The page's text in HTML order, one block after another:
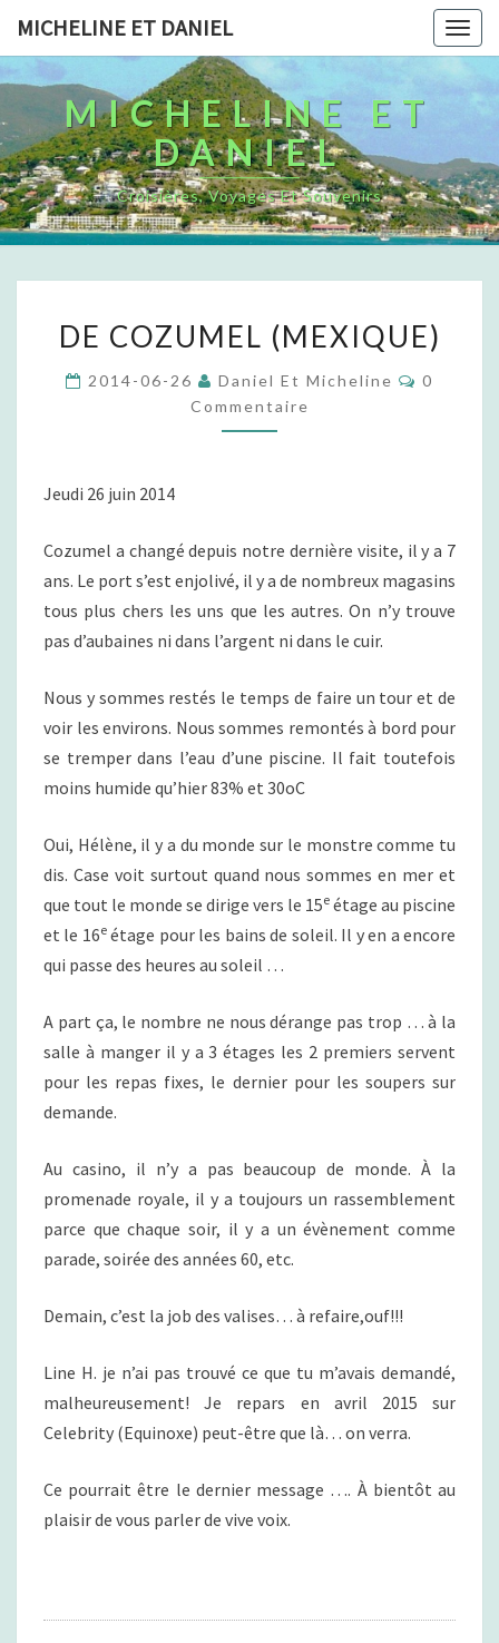
MICHELINE ET DANIEL
MICHELINE ET
DANIEL
Croisières, Voyages Et Souvenirs
O
Z
U
M
E
X
Q
E
)
DE COZUMEL (MEXIQUE)
2014-06-26 Daniel Et Micheline
C
O
S
0
Commentaire
Jeudi 26 juin 2014
Cozumel a changé depuis notre dernière visite, il y a 7
ans. Le port s’est enjolivé, il y a de nombreux magasins
tous plus chers les uns que les autres. On n’y trouve
pas d’aubaines ni dans l’argent ni dans le cuir.
Nous y sommes restés le temps de faire un tour et de
voir les environs. Nous sommes remontés à bord pour
se tremper dans l’eau d’une piscine. Il fait toutefois
moins humide qu’hier 83% et 30oC
Oui, Hélène, il y a du monde sur le monstre comme tu
dis. Case voit surtout quand nous sommes en mer et
que tout le monde se dirige vers le 15e étage au piscine
et le 16eétage pour les bains de soleil. Il y en a encore
qui passe des heures au soleil …
A part ça, le nombre ne nous dérange pas trop … à la
salle à manger il y a 3 étages les 2 premiers servent
pour les repas fixes, le dernier pour les soupers sur
demande.
Au casino, il n’y a pas beaucoup de monde. À la
promenade royale, il y a toujours un rassemblement
parce que chaque soir, il y a un évènement comme
parade, soirée des années 60, etc.
Demain, c’est la job des valises… à refaire,ouf!!!
Line H. je n’ai pas trouvé ce que tu m’avais demandé,
malheureusement! Je repars en avril 2015 sur
Celebrity (Equinoxe) peut-être que là… on verra.
Ce pourrait être le dernier message …. À bientôt au
plaisir de vous parler de vive voix.